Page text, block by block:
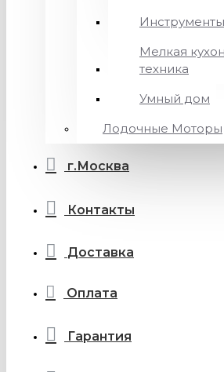
Инструменты
Мелкая
техника
Умный дом
Лодочные Моторы
г.Москва
Контакты
Доставка
Оплата
Гарантия